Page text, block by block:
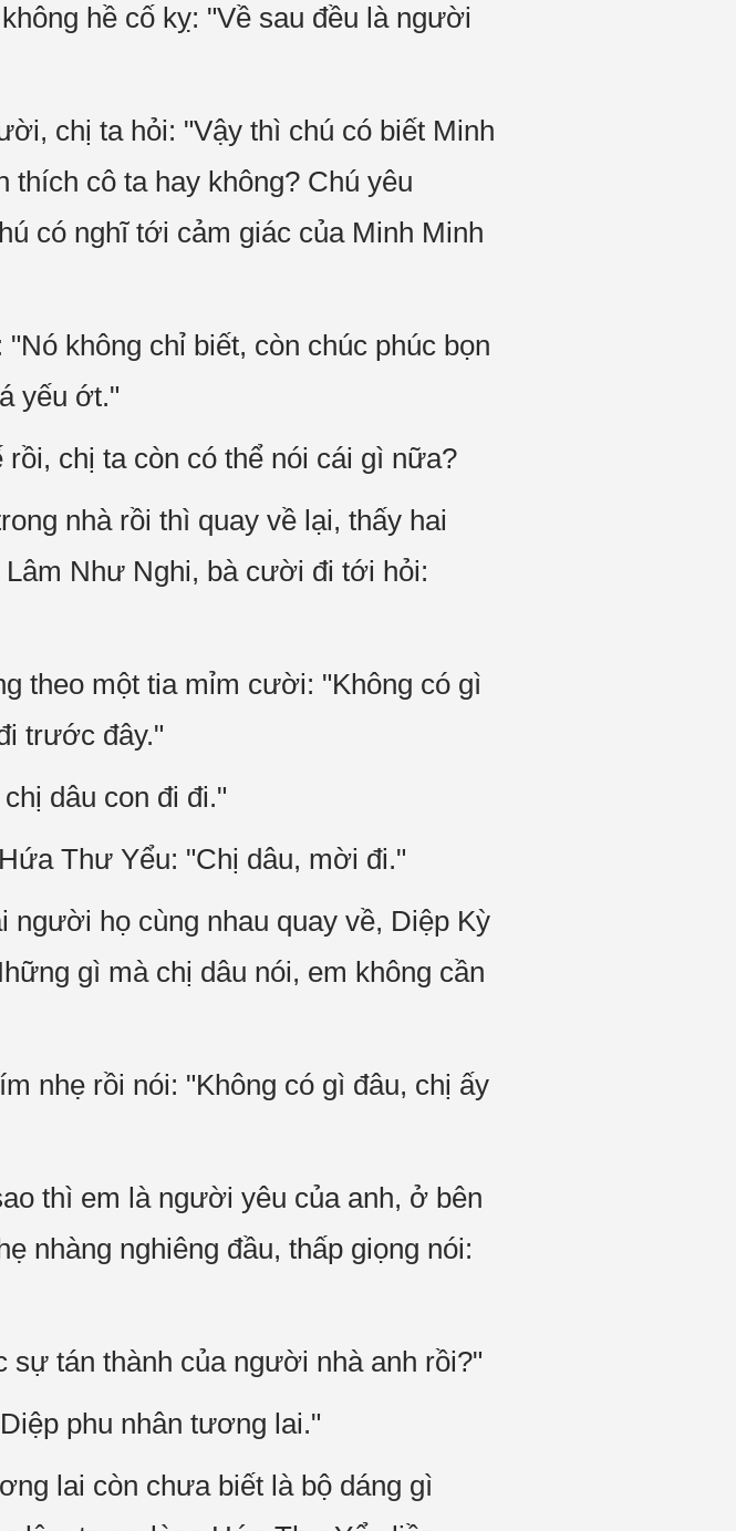
hề cố kỵ: "Về sau đều là người
chị ta hỏi: "Vậy thì chú có biết Minh
thích cô ta hay không? Chú yêu
có nghĩ tới cảm giác của Minh Minh
không chỉ biết, còn chúc phúc bọn
yếu ớt."
chị ta còn có thể nói cái gì nữa?
nhà rồi thì quay về lại, thấy hai
Như Nghi, bà cười đi tới hỏi:
theo một tia mỉm cười: "Không có gì
trước đây."
dâu con đi đi."
Thư Yểu: "Chị dâu, mời đi."
họ cùng nhau quay về, Diệp Kỳ
gì mà chị dâu nói, em không cần
nhẹ rồi nói: "Không có gì đâu, chị ấy
thì em là người yêu của anh, ở bên
nhàng nghiêng đầu, thấp giọng nói:
tán thành của người nhà anh rồi?"
phu nhân tương lai."
lai còn chưa biết là bộ dáng gì